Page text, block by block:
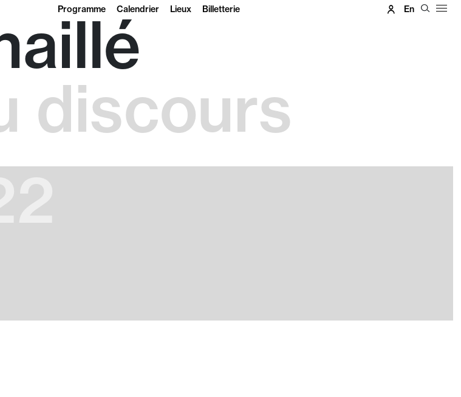
Programme Calendrier Lieux Billetterie En
discours